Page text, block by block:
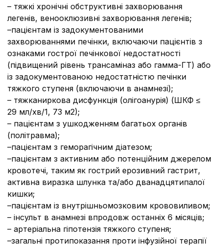
– тяжкі хронічні обструктивні захворювання
легенів, венооклюзивні захворювання легенів;
–пацієнтам із задокументованими
захворюваннями печінки, включаючи пацієнтів з
ознаками гострої печінкової недостатності
(підвищений рівень трансаміназ або гамма-ГТ) або
із задокументованою недостатністю печінки
тяжкого ступеня (включаючи в анамнезі);
– тяжканиркова дисфункція (олігоанурія) (ШКФ ≤
29 мл/хв/1, 73 м2);
– пацієнтам з ушкодженням багатьох органів
(політравма);
–пацієнтам з геморагічним діатезом;
–пацієнтам з активним або потенційним джерелом
кровотечі, таким як гострий ерозивний гастрит,
активна виразка шлунка та/або дванадцятипалої
кишки;
–пацієнтам із внутрішньомозковим крововиливом;
– інсульт в анамнезі впродовж останніх 6 місяців;
– артеріальна гіпотензія тяжкого ступеня;
–загальні протипоказання проти інфузійної терапії